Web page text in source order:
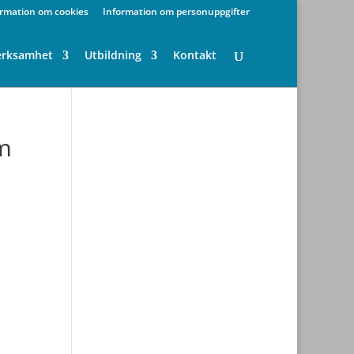
om cookies Information om personuppgifter
Utbildning Kontakt